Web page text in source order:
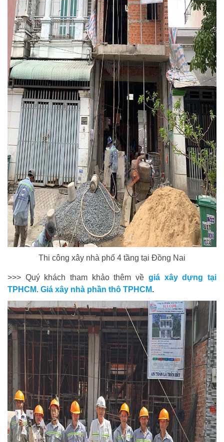
Thi công xây nhà phố 4 tầng tại Đồng Nai
>>> Quý khách tham khảo thêm về giá xây dựng tại
TPHCM. Giá xây nhà phần thô TPHCM.